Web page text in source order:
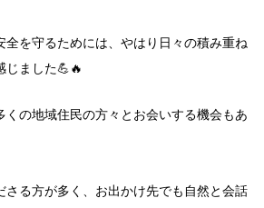
全を守るためには、やはり日々の積み重ね
じました💪🔥
くの地域住民の方々とお会いする機会もあ
さる方が多く、お出かけ先でも自然と会話